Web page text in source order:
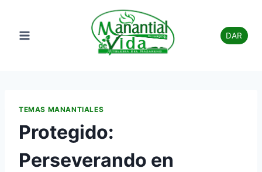
contenido
DAR
TEMAS MANANTIALES
Protegido:
Perseverando en